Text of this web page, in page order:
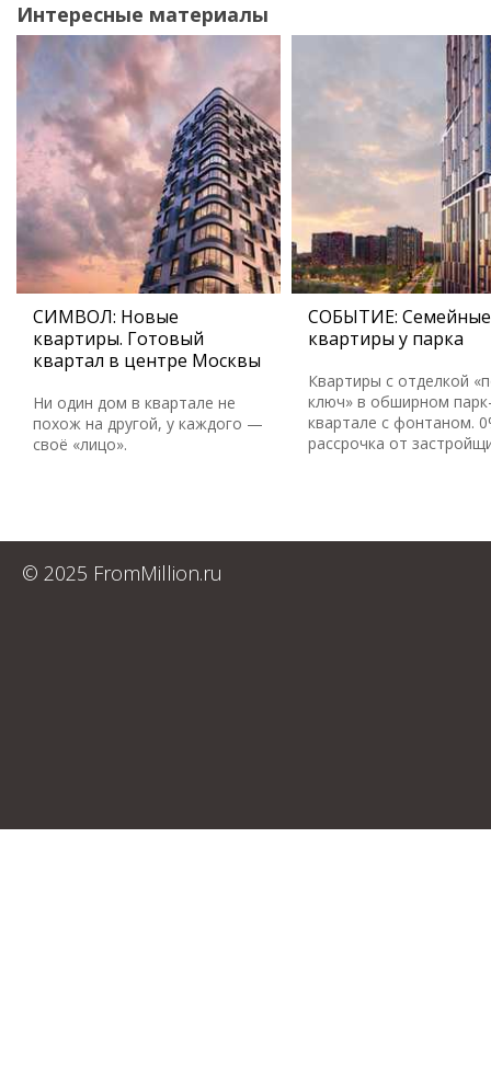
Интересные материалы
СИМВОЛ: Новые
квартиры. Готовый
квартал в центре Москвы
Ни один дом в квартале не
похож на другой, у каждого —
своё «лицо».
СОБЫТИЕ: Семейные
квартиры у парка
Квартиры с отделкой
ключ» в обширном
квартале с фонтаном.
рассрочка от
© 2025 FromMillion.ru